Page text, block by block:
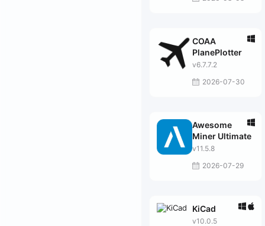
COAA
PlanePlotter
v6.7.7.2
2026-07-30
Awesome
Miner Ultimate
v11.5.8
2026-07-29
KiCad
v10.0.5